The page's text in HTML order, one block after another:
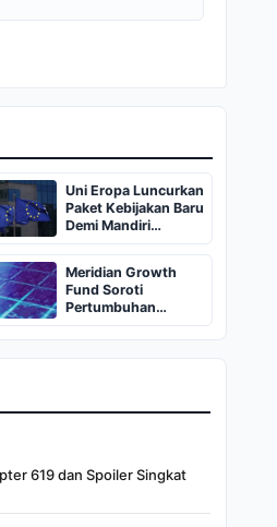
Uni Eropa Luncurkan
Paket Kebijakan Baru
Demi Mandiri
Teknologi
Meridian Growth
Fund Soroti
Pertumbuhan
Strategis
Globalfoundries
619 dan Spoiler Singkat